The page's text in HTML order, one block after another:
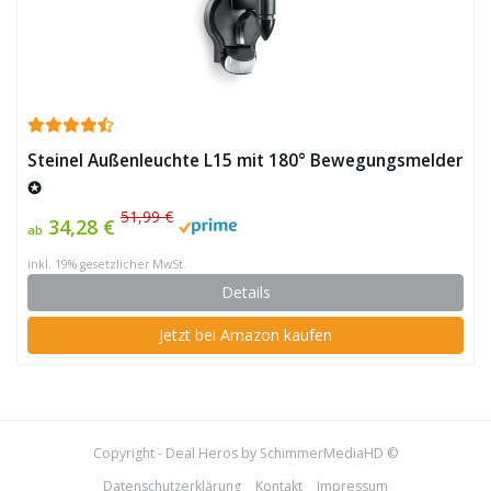
Steinel Außenleuchte L15 mit 180° Bewegungsmelder
✪
ab 34,28 € 51,99 €
inkl. 19% gesetzlicher MwSt.
Details
Jetzt bei Amazon kaufen
Copyright - Deal Heros by SchimmerMediaHD ©
Datenschutzerklärung
Kontakt Impressum